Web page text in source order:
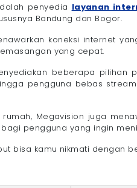
penyedia layanan
Bandung dan Bogor.
koneksi internet
yang cepat.
beberapa pilihan
pengguna bebas
Megavision juga
pengguna yang ingin
bisa kamu nikmati dengan